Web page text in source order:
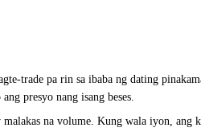
trade pa rin sa ibaba ng dating
presyo nang isang beses.
na volume. Kung wala iyon, ang